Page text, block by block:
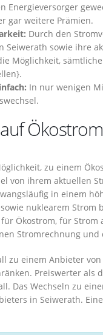
Energieversorger
gar weitere Prämien.
Durch den
Seiwerath sowie ihre
Möglichkeit,
In nur wenigen
zu einem
von ihrem aktuellen
in einem
nuklearem
Ökostrom, für Strom
Stromrechnung und
zu einem Anbieter
Preiswerter
Das Wechseln zu
in Seiwerath.